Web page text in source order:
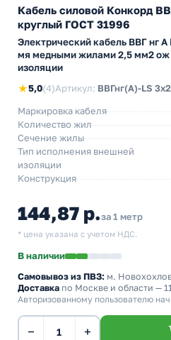
Кабель силовой Конкорд
круглый ГОСТ 31996
Электрический кабель ВВГ нг
мя медными жилами 2,5 мм2
изоляции
★5,0(4)Артикул: ВВГнг(А)-LS
Маркировка кабеля
Количество жил
Сечение жилы
Тип исполнения внешней
изоляции
Конструкция
144,87 р.за 1 метр
* цена указана с учетом НДС.
В наличии
Самовывоз из ПВЗ: м.
Доставка по Москве и области —
Авторизованному пользователю
− +